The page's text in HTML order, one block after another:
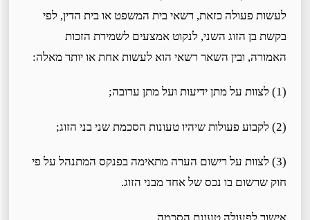
לעשות פעולה כזאת, רשאי בית המשפט או בית הדין, לפי
בקשת בן הזוג השני, לנקוט אמצעים לשמירת הזכות
האמורה, ובין השאר רשאי הוא לעשות אחת או יותר מאלה:
(3) לצוות על רישום הערה מתאימה בפנקס המתנהל על פי
חוק שרשום בו נכס של אחד מבני הזוג.
אישור לפעולה טעונת הסכמה